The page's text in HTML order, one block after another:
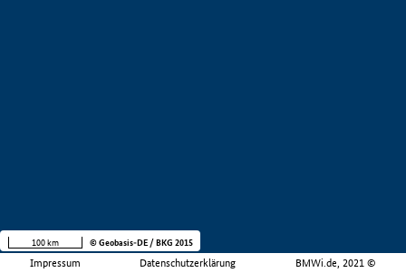
Impressum Datenschutzerklärung BMWi.de, 2021 ©
100 km © Geobasis-DE / BKG 2015